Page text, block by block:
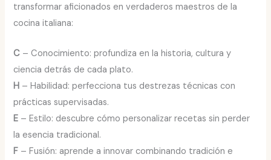
transformar aficionados en verdaderos maestros de la
cocina italiana:
C – Conocimiento: profundiza en la historia, cultura y
ciencia detrás de cada plato.
H – Habilidad: perfecciona tus destrezas técnicas con
prácticas supervisadas.
E – Estilo: descubre cómo personalizar recetas sin perder
la esencia tradicional.
F – Fusión: aprende a innovar combinando tradición e